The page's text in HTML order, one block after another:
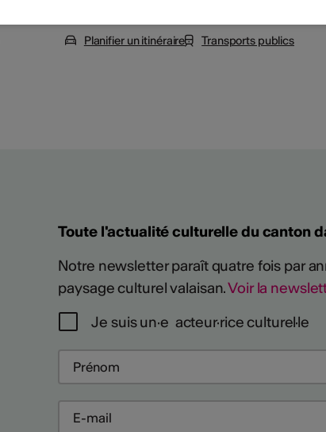
Planifier un itinéraire Transports publics
Toute l'actualité culturelle du canton
Notre newsletter paraît quatre fois par
paysage culturel valaisan.Voir la
Je suis un·e acteur·rice culturel·le